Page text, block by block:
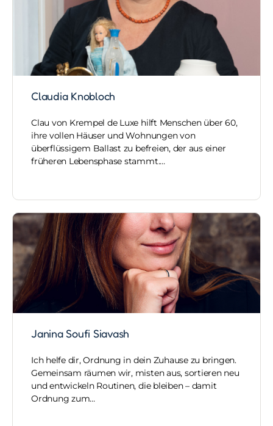
Claudia Knobloch
Clau von Krempel de Luxe hilft Menschen über 60,
ihre vollen Häuser und Wohnungen von
überflüssigem Ballast zu befreien, der aus einer
früheren Lebensphase stammt.…
Janina Soufi Siavash
Ich helfe dir, Ordnung in dein Zuhause zu bringen.
Gemeinsam räumen wir, misten aus, sortieren neu
und entwickeln Routinen, die bleiben – damit
Ordnung zum…